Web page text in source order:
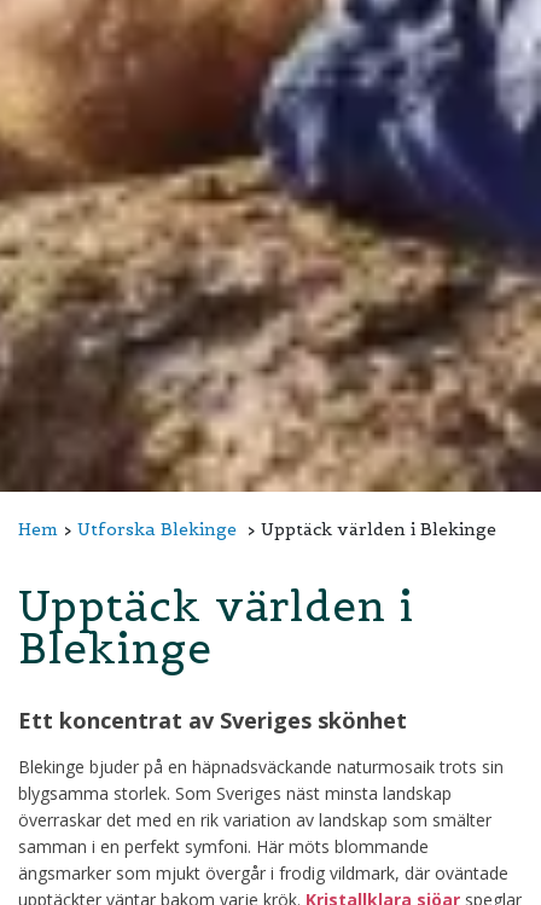
Hem Utforska Blekinge Upptäck världen i Blekinge
Upptäck världen i
Blekinge
Ett koncentrat av Sveriges skönhet
Blekinge bjuder på en häpnadsväckande naturmosaik trots sin
blygsamma storlek. Som Sveriges näst minsta landskap
överraskar det med en rik variation av landskap som smälter
samman i en perfekt symfoni. Här möts blommande
ängsmarker som mjukt övergår i frodig vildmark, där oväntade
upptäckter väntar bakom varje krök. Kristallklara sjöar speglar